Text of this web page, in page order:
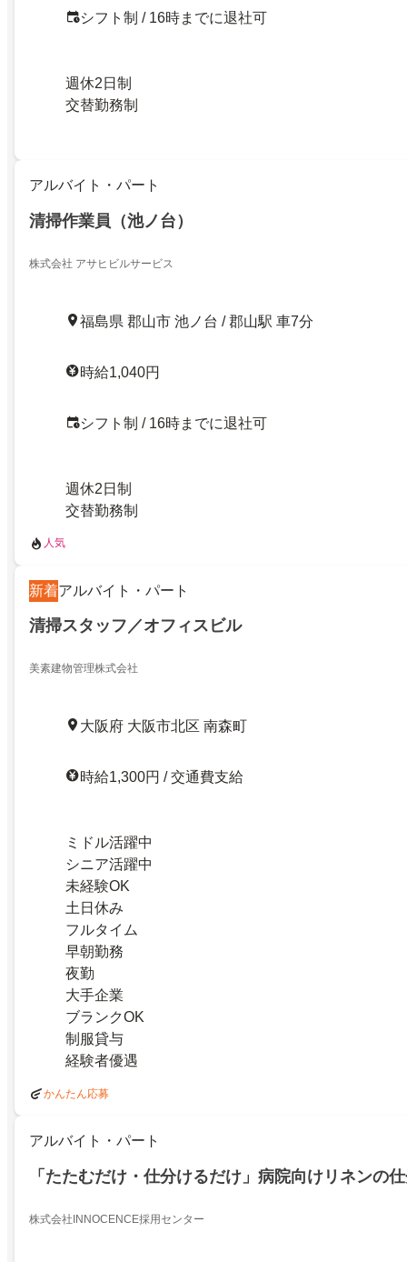
シフト制 / 16時までに退社可
週休2日制
交替勤務制
アルバイト・パート
清掃作業員（池ノ台）
株式会社 アサヒビルサービス
福島県 郡山市 池ノ台 / 郡山駅 車7分
時給1,040円
シフト制 / 16時までに退社可
週休2日制
交替勤務制
人気
新着アルバイト・パート
清掃スタッフ／オフィスビル
美素建物管理株式会社
大阪府 大阪市北区 南森町
時給1,300円 / 交通費支給
ミドル活躍中
シニア活躍中
未経験OK
土日休み
フルタイム
早朝勤務
夜勤
大手企業
ブランクOK
制服貸与
経験者優遇
かんたん応募
アルバイト・パート
「たたむだけ・仕分けるだけ」病院向けリネンの
株式会社INNOCENCE採用センター